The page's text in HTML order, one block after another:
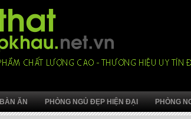
BÀN ĂN PHÒNG NGỦ ĐẸP HIỆN ĐẠI PHÒNG